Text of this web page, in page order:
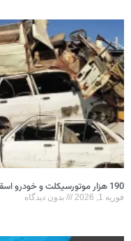
190 هزار موتورسیکلت و خودرو اسقاط شد
فوریه 1, 2026 بدون دیدگاه